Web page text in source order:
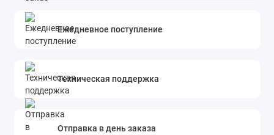
Ежедневное поступление
Техническая поддержка
Отправка в день заказа